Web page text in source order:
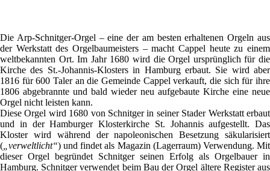
Die Arp-Schnitger-Orgel – eine der am besten erhaltenen Orgeln aus
der Werkstatt des Orgelbaumeisters – macht Cappel heute zu einem
weltbekannten Ort. Im Jahr 1680 wird die Orgel ursprünglich für die
Kirche des St.-Johannis-Klosters in Hamburg erbaut. Sie wird aber
1816 für 600 Taler an die Gemeinde Cappel verkauft, die sich für ihre
1806 abgebrannte und bald wieder neu aufgebaute Kirche eine neue
Orgel nicht leisten kann.
Diese Orgel wird 1680 von Schnitger in seiner Stader Werkstatt erbaut
und in der Hamburger Klosterkirche St. Johannis aufgestellt. Das
Kloster wird während der napoleonischen Besetzung säkularisiert
( „verweltlicht“)und findet als Magazin (Lagerraum) Verwendung. Mit
dieser Orgel begründet Schnitger seinen Erfolg als Orgelbauer in
Hamburg. Schnitger verwendet beim Bau der Orgel ältere Register aus